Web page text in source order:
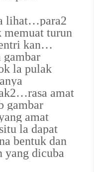
lihat…para2
memuat turun
kan…
gambar
la pulak
amat
gambar
amat
la dapat
bentuk dan
yang dicuba